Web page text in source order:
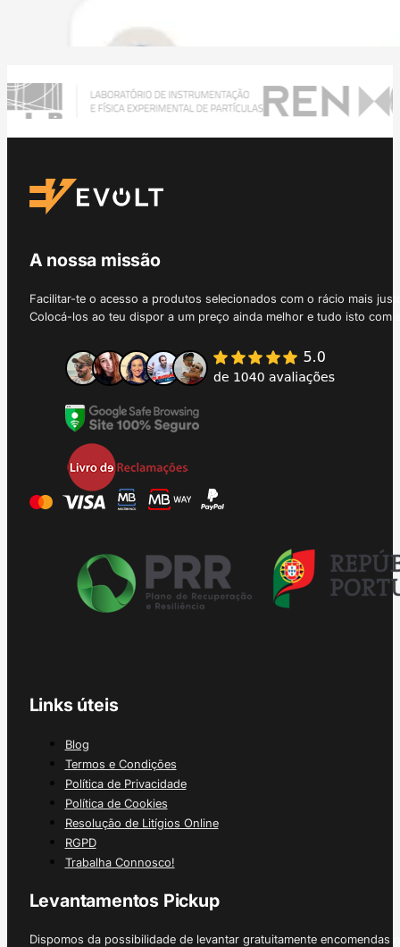
A nossa missão
Facilitar-te o acesso a produtos selecionados com o rácio mais
Colocá-los ao teu dispor a um preço ainda melhor e tudo isto
Links úteis
Blog
Termos e Condições
Política de Privacidade
Política de Cookies
Resolução de Litígios Online
RGPD
Trabalha Connosco!
Levantamentos Pickup
Dispomos da possibilidade de levantar gratuitamente